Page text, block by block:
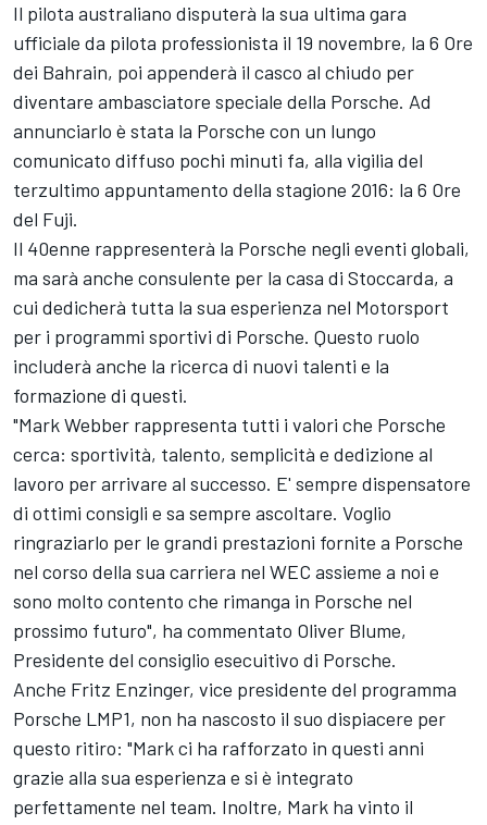
Il pilota australiano disputerà la sua ultima gara
ufficiale da pilota professionista il 19 novembre, la 6 Ore
dei Bahrain, poi appenderà il casco al chiudo per
diventare ambasciatore speciale della Porsche. Ad
annunciarlo è stata la Porsche con un lungo
comunicato diffuso pochi minuti fa, alla vigilia del
terzultimo appuntamento della stagione 2016: la 6 Ore
del Fuji.
Il 40enne rappresenterà la Porsche negli eventi globali,
ma sarà anche consulente per la casa di Stoccarda, a
cui dedicherà tutta la sua esperienza nel Motorsport
per i programmi sportivi di Porsche. Questo ruolo
includerà anche la ricerca di nuovi talenti e la
formazione di questi.
"Mark Webber rappresenta tutti i valori che Porsche
cerca: sportività, talento, semplicità e dedizione al
lavoro per arrivare al successo. E' sempre dispensatore
di ottimi consigli e sa sempre ascoltare. Voglio
ringraziarlo per le grandi prestazioni fornite a Porsche
nel corso della sua carriera nel WEC assieme a noi e
sono molto contento che rimanga in Porsche nel
prossimo futuro", ha commentato Oliver Blume,
Presidente del consiglio esecuitivo di Porsche.
Anche Fritz Enzinger, vice presidente del programma
Porsche LMP1, non ha nascosto il suo dispiacere per
questo ritiro: "Mark ci ha rafforzato in questi anni
grazie alla sua esperienza e si è integrato
perfettamente nel team. Inoltre, Mark ha vinto il